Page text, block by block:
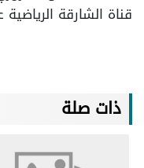
قناة الشارقة
ذات صلة